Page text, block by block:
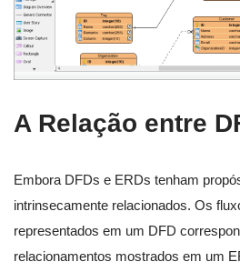
A Relação entre
Embora DFDs e ERDs tenham
intrinsecamente relacionados. Os
representados em um DFD
relacionamentos mostrados em um